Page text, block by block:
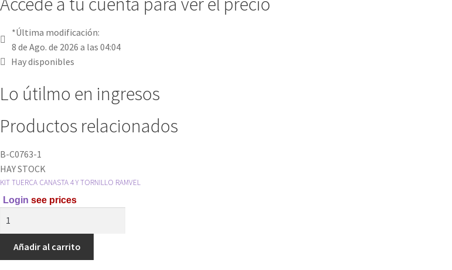
*Última modificación:
8 de Ago. de 2026 a las 04:04
Hay disponibles
Lo útilmo en ingresos
Productos relacionados
B-C0763-1
HAY STOCK
KIT TUERCA CANASTA 4 Y TORNILLO RAMVEL
Login see prices
CANASTA
4
Añadir al carrito